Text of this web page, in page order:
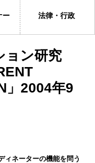
ー 法律・行政
ョン研究
」2004年9
ネーターの機能を問う